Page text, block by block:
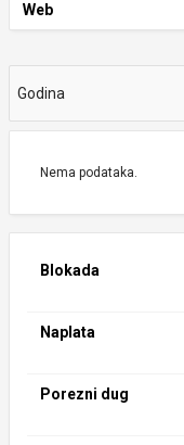
Web
Godina
Nema podataka.
Blokada
Naplata
Porezni dug